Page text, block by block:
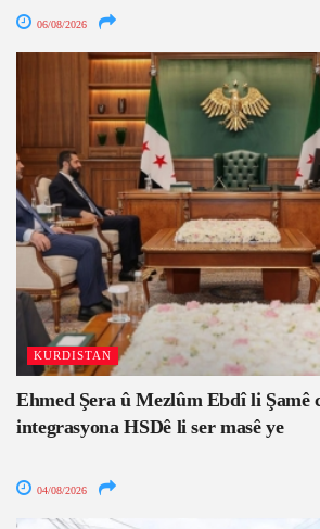
06/08/2026
KURDISTAN
Ehmed Şera û Mezlûm Ebdî li Şamê
integrasyona HSDê li ser masê ye
04/08/2026